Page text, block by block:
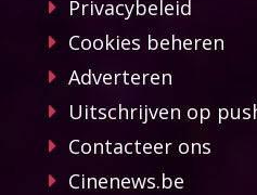
Privacybeleid
Cookies beheren
Adverteren
Uitschrijven op
Contacteer ons
Cinenews.be